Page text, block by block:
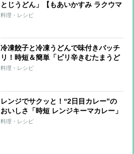
とじうどん」【もあいかすみ ラクウマ
レシピ】
料理・レシピ
冷凍餃子と冷凍うどんで味付きバッチ
リ！時短＆簡単「ピリ辛きむたまうど
ん」【もあいかすみ ラクウマレシピ】
料理・レシピ
レンジでサクッと！“2日目カレー”の
おいしさ「時短 レンジキーマカレー」
【もあいかすみ ラクウマレシピ】
料理・レシピ